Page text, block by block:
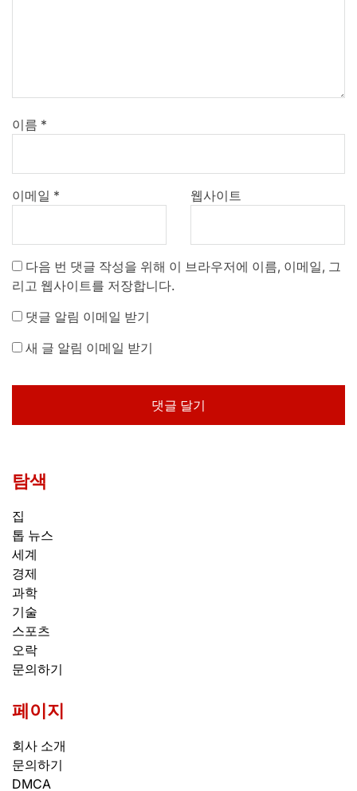
이름 *
이메일 * 웹사이트
다음 번 댓글 작성을 위해 이 브라우저에 이름, 이메일, 그
리고 웹사이트를 저장합니다.
댓글 알림 이메일 받기
새 글 알림 이메일 받기
탐색
집
톱 뉴스
세계
경제
과학
기술
스포츠
오락
문의하기
페이지
회사 소개
문의하기
DMCA